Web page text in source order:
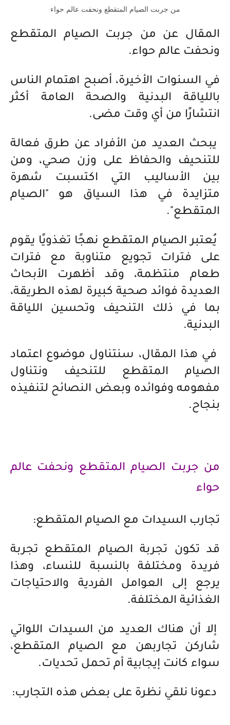
من جربت الصيام المتقطع ونحفت عالم حواء
المقال عن من جربت الصيام المتقطع
ونحفت عالم حواء.
في السنوات الأخيرة، أصبح اهتمام الناس
باللياقة البدنية والصحة العامة أكثر
انتشارًا من أي وقت مضى.
يبحث العديد من الأفراد عن طرق فعالة
للتنحيف والحفاظ على وزن صحي، ومن
بين الأساليب التي اكتسبت شهرة
متزايدة في هذا السياق هو "الصيام
المتقطع".
يُعتبر الصيام المتقطع نهجًا تغذويًا يقوم
على فترات تجويع متناوبة مع فترات
طعام منتظمة، وقد أظهرت الأبحاث
العديدة فوائد صحية كبيرة لهذه الطريقة،
بما في ذلك التنحيف وتحسين اللياقة
البدنية.
في هذا المقال، سنتناول موضوع اعتماد
الصيام المتقطع للتنحيف ونتناول
مفهومه وفوائده وبعض النصائح لتنفيذه
بنجاح.
من جربت الصيام المتقطع ونحفت عالم
حواء
تجارب السيدات مع الصيام المتقطع:
قد تكون تجربة الصيام المتقطع تجربة
فريدة ومختلفة بالنسبة للنساء، وهذا
يرجع إلى العوامل الفردية والاحتياجات
الغذائية المختلفة.
إلا أن هناك العديد من السيدات اللواتي
شاركن تجاربهن مع الصيام المتقطع،
سواء كانت إيجابية أم تحمل تحديات.
دعونا نلقي نظرة على بعض هذه التجارب: